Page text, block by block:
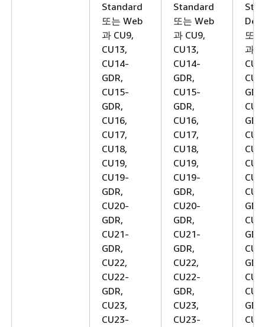
Standard
또는 Web
과 CU9,
CU13,
CU14-
GDR,
CU15-
GDR,
CU16,
CU17,
CU18,
CU19,
CU19-
GDR,
CU20-
GDR,
CU21-
GDR,
CU22,
CU22-
GDR,
CU23,
CU23-
Standard
또는 Web
과 CU9,
CU13,
CU14-
GDR,
CU15-
GDR,
CU16,
CU17,
CU18,
CU19,
CU19-
GDR,
CU20-
GDR,
CU21-
GDR,
CU22,
CU22-
GDR,
CU23,
CU23-
또
과